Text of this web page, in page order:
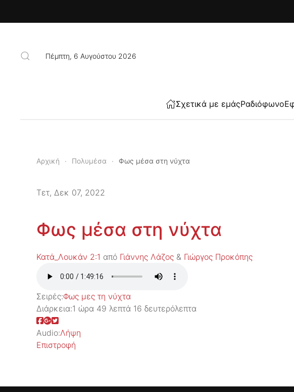
Πέμπτη, 6 Αυγούστου 2026
Σχετικά με εμάςΡαδιόφωνο
Αρχική Πολυμέσα Φως μέσα στη νύχτα
Τετ, Δεκ 07, 2022
Φως μέσα στη νύχτα
Κατά_Λουκάν 2:1 από Γιάννης Λάζος & Γιώργος Προκόπης
Σειρές:Φως μες τη νύχτα
Διάρκεια:1 ώρα 49 λεπτά 16 δευτερόλεπτα
Audio:Λήψη
Επιστροφή